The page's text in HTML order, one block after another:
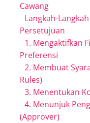
Cawang
Langkah-
Persetujuan
1. Mengaktifkan
Preferensi
2. Membuat
Rules)
3. Menentukan
4. Menunjuk
(Approver)